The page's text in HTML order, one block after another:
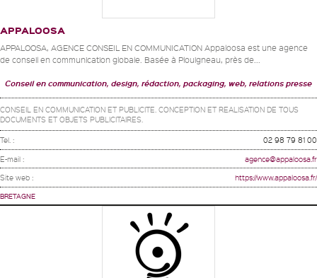
APPALOOSA
APPALOOSA, AGENCE CONSEIL EN COMMUNICATION Appaloosa est une agence
de conseil en communication globale. Basée à Plouigneau, près de...
Conseil en communication, design, rédaction, packaging, web, relations presse
CONSEIL EN COMMUNICATION ET PUBLICITE. CONCEPTION ET REALISATION DE TOUS
DOCUMENTS ET OBJETS PUBLICITAIRES.
Tel. : 02 98 79 81 00
E-mail : agence@appaloosa.fr
Site web : https://www.appaloosa.fr/
BRETAGNE